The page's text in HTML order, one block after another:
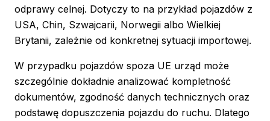
odprawy celnej. Dotyczy to na przykład pojazdów z
USA, Chin, Szwajcarii, Norwegii albo Wielkiej
Brytanii, zależnie od konkretnej sytuacji importowej.
W przypadku pojazdów spoza UE urząd może
szczególnie dokładnie analizować kompletność
dokumentów, zgodność danych technicznych oraz
podstawę dopuszczenia pojazdu do ruchu. Dlatego